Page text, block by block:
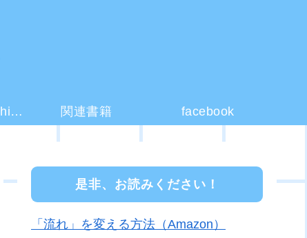
コーチング(coaching)とは？ 関連書籍 facebook
是非、お読みください！
「流れ」を変える方法（Amazon）